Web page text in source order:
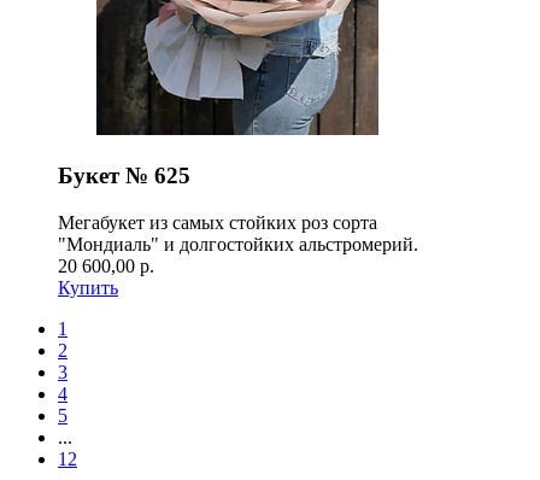
Букет № 625
Мегабукет из самых стойких роз сорта
"Мондиаль" и долгостойких альстромерий.
20 600,00 р.
Купить
1
2
3
4
5
...
12